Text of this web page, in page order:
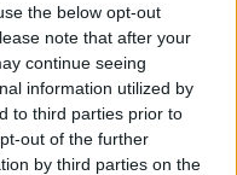
the below opt-out
note that after your
continue seeing
information utilized by
to third parties prior to
out of the further
by third parties on the